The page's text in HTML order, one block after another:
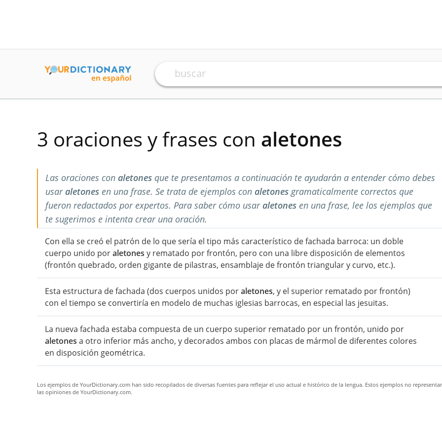
3 oraciones y frases con aletones
Las oraciones con aletones que te presentamos a continuación te ayudarán a entender cómo debes
usaraletones en una frase. Se trata de ejemplos con aletonesgramaticalmente correctos que
fueron redactados por expertos. Para saber cómo usaraletones en una frase, lee los ejemplos que
te sugerimos e intenta crear una oración.
Con ella se creó el patrón de lo que sería el tipo más característico de fachada barroca: un doble
cuerpo unido poraletones y rematado por frontón, pero con una libre disposición de elementos
(frontón quebrado, orden gigante de pilastras, ensamblaje de frontón triangular y curvo, etc.).
Esta estructura de fachada (dos cuerpos unidos poraletones, y el superior rematado por frontón)
con el tiempo se convertiría en modelo de muchas iglesias barrocas, en especial las jesuitas.
La nueva fachada estaba compuesta de un cuerpo superior rematado por un frontón, unido por
aletones a otro inferior más ancho, y decorados ambos con placas de mármol de diferentes colores
en disposición geométrica.
Los ejemplos de YourDictionary.com han sido recopilados de diversas fuentes para reflejar el uso actual e histórico de la lengua. Estos ejemplos no
las opiniones de YourDictionary.com.